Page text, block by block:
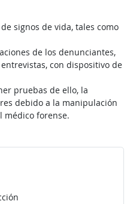
signos de vida, tales como
de los denunciantes,
con dispositivo de
pruebas de ello, la
debido a la manipulación
médico forense.